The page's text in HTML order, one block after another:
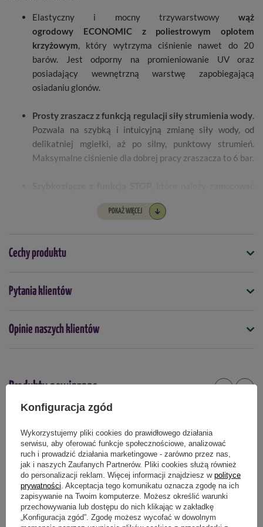
Elastyczny i mocny trzywarstwowy wąż
ogrodowy ECONOMICz poliestrowym oplotem
krzyżowym, który wytrzyma ciśnienie nawet do 20
barów. Jest odporny na promieniowanie UV oraz
posiadający wewnętrzną warstwę zapobiegającą
osiadaniu glonów.
Prosty zraszacz z funkcją regulacji siły strumienia wody.
Pozwala na szybką i intuicyjną zmianę siły wody, od
delikatniej mgiełki, aż po silny, punktowy strumień.
Maksymalne ciśnienie dla dobrej pracy zraszacza to 6 bar.
część pozwala na szybkie wpięcie i wypięcie zraszacza do
wykonany z wysokiej jakości stali nierdzewnej oraz
Szybkozłącze przelotowe
ogrodowym. Pozwala na szybkie podłączenie ale też
Przyłącze z gwintem wewnętrznymsłużącym z jednej
podłączenia szybkozłączki przelotowej przy wężu
sztucznego.
Techniczne parametry elementów w zestawie:
wąż ogrodowy ECONOMIC (kod producenta: 10-001)
ilość warstw: 3
poliestrowy oplot krzyżowy
POKAŻ WIĘCEJ
Cechy produktu
Symbol
5901828850073
Podmiot odpowiedzialny za ten produkt na terenie UE
Pytania klientów
Opinie naszych klientów
Produkty powiązane
Konfiguracja zgód
Wykorzystujemy pliki cookies do prawidłowego działania
serwisu, aby oferować funkcje społecznościowe, analizować
ruch i prowadzić działania marketingowe - zarówno przez nas,
jak i naszych Zaufanych Partnerów. Pliki cookies służą również
do personalizacji reklam. Więcej informacji znajdziesz w polityce
prywatności . Akceptacja tego komunikatu oznacza zgodę na ich
zapisywanie na Twoim komputerze. Możesz określić warunki
przechowywania lub dostępu do nich klikając w zakładkę
„Konfiguracja zgód”. Zgodę możesz wycofać w dowolnym